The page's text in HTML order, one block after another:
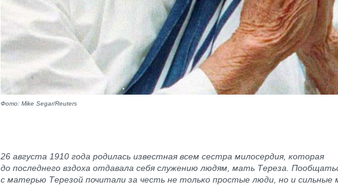
Фото: Mike Segar/Reuters
26 августа 1910 года родилась известная всем сестра милосердия, которая
до последнего вздоха отдавала себя служению людям, мать Тереза.
с матерью Терезой почитали за честь не только простые люди, но и сильные